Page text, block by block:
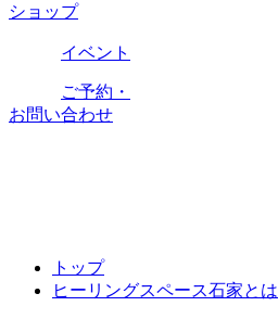
ショップ
イベント
ご予約・
お問い合わせ
トップ
ヒーリングスペース石家とは